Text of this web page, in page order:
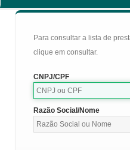
Para consultar a lista de
clique em consultar.
CNPJ/CPF
Razão Social/Nome